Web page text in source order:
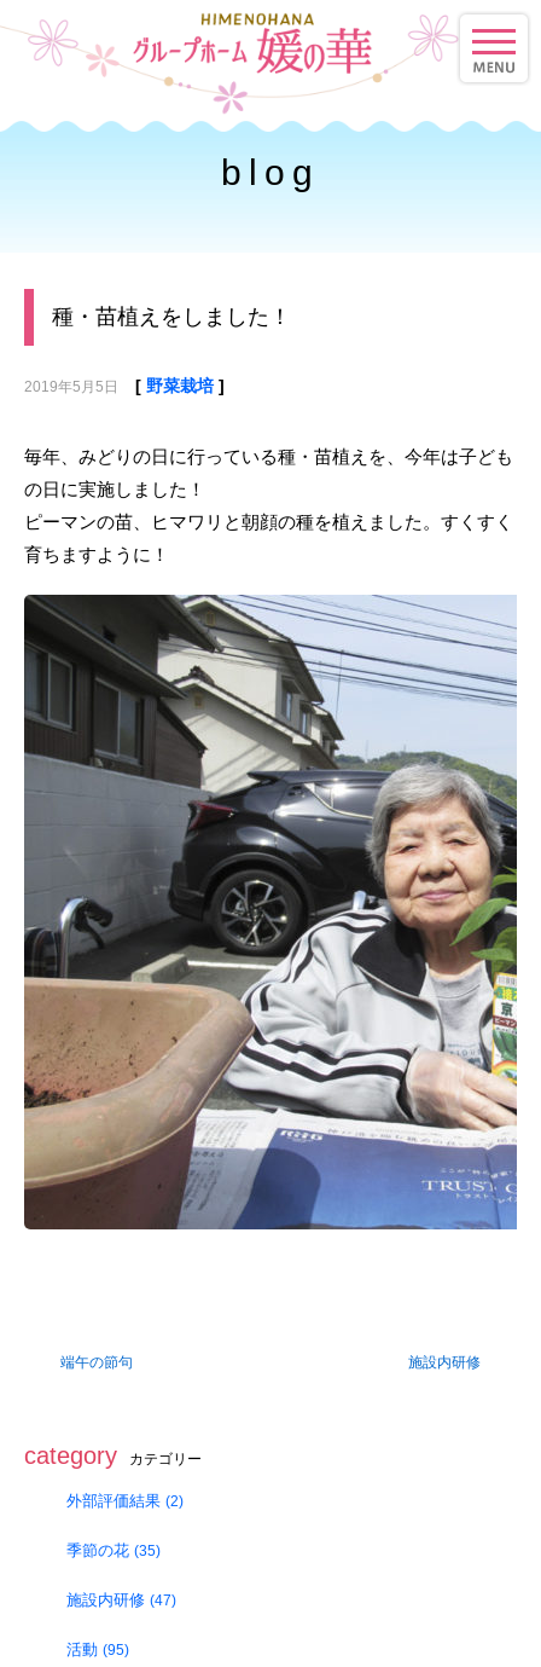
blog
種・苗植えをしました！
2019年5月5日 [ 野菜栽培]
毎年、みどりの日に行っている種・苗植えを、今年は子ども
の日に実施しました！
ピーマンの苗、ヒマワリと朝顔の種を植えました。すくすく
育ちますように！
端午の節句 施設内研修
category カテゴリー
外部評価結果 (2)
季節の花 (35)
施設内研修 (47)
活動 (95)